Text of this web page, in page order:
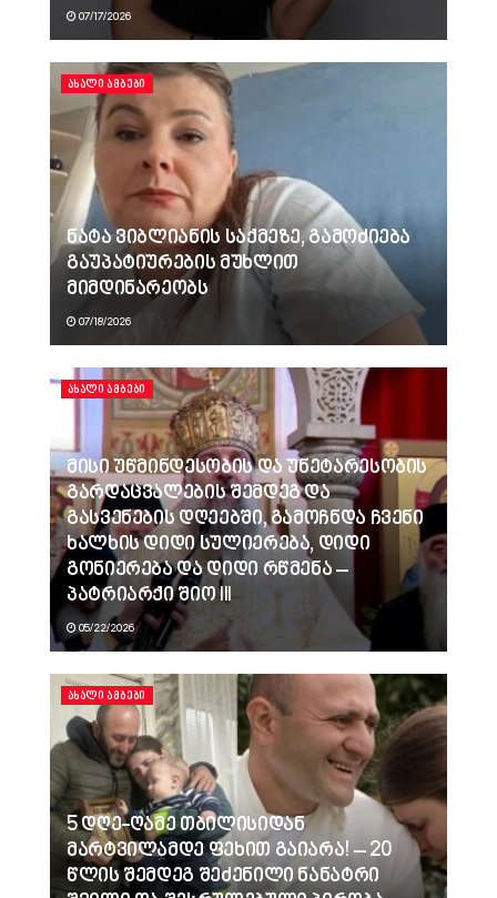
07/17/2026
ᲐᲮᲐᲚᲘ ᲐᲛᲑᲔᲑᲘ
ნატა ვიბლიანის საქმეზე, გამოძიება
გაუპატიურების მუხლით
მიმდინარეობს
07/18/2026
ᲐᲮᲐᲚᲘ ᲐᲛᲑᲔᲑᲘ
მისი უწმინდესობის და უნეტარესობის
გარდაცვალების შემდეგ და
გასვენების დღეებში, გამოჩნდა ჩვენი
ხალხის დიდი სულიერება, დიდი
გონიერება და დიდი რწმენა –
პატრიარქი შიო III
05/22/2026
ᲐᲮᲐᲚᲘ ᲐᲛᲑᲔᲑᲘ
5 დღე-ღამე თბილისიდან
მარტვილამდე ფეხით გაიარა! – 20
წლის შემდეგ შეძენილი ნანატრი